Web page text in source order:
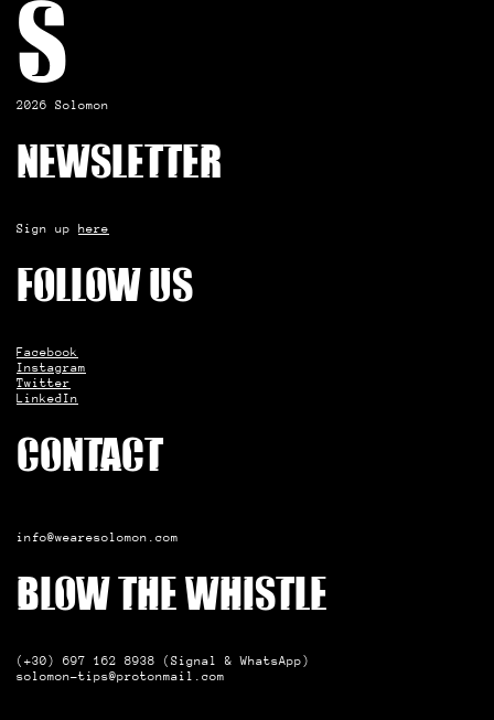
S
2026 Solomon
Newsletter
Sign up here
Follow us
Facebook
Instagram
Twitter
LinkedIn
Contact
info@wearesolomon.com
Blow the whistle
(+30) 697 162 8938 (Signal & WhatsApp)
solomon-tips@protonmail.com